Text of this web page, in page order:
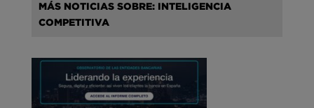
MÁS NOTICIAS SOBRE: INTELIGENCIA
COMPETITIVA